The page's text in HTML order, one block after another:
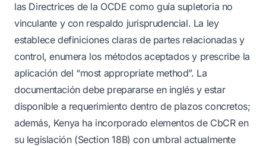
las Directrices de la OCDE como guía supletoria no
vinculante y con respaldo jurisprudencial. La ley
establece definiciones claras de partes relacionadas y
control, enumera los métodos aceptados y prescribe la
aplicación del “most appropriate method”. La
documentación debe prepararse en inglés y estar
disponible a requerimiento dentro de plazos concretos;
además, Kenya ha incorporado elementos de CbCR en
su legislación (Section 18B) con umbral actualmente